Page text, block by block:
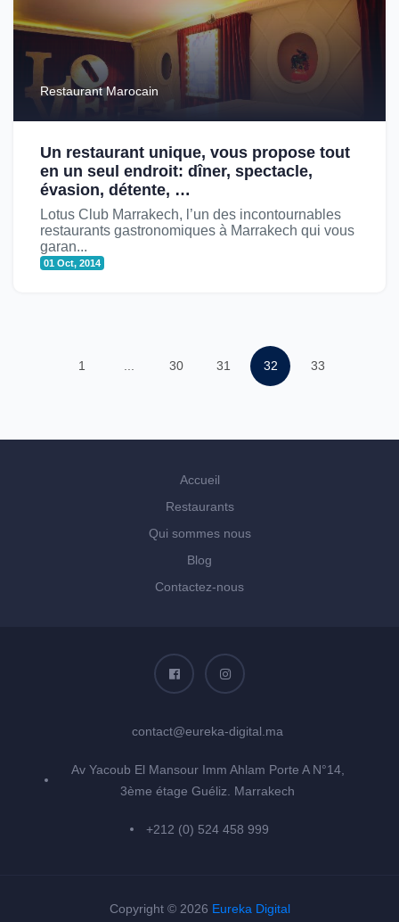
Restaurant Marocain
Un restaurant unique, vous propose tout
en un seul endroit: dîner, spectacle,
évasion, détente, …
Lotus Club Marrakech, l’un des incontournables
restaurants gastronomiques à Marrakech qui vous
garan...
01 Oct, 2014
1 30 31 32 33
Accueil
Restaurants
Qui sommes nous
Blog
Contactez-nous
contact@eureka-digital.ma
Av Yacoub El Mansour Imm Ahlam Porte A N°14,
3ème étage Guéliz. Marrakech
+212 (0) 524 458 999
Copyright © 2026 Eureka Digital